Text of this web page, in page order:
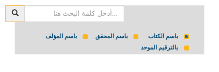
باسم الكتاب باسم المحقق
باسم المؤلف
بالترقيم الموحد